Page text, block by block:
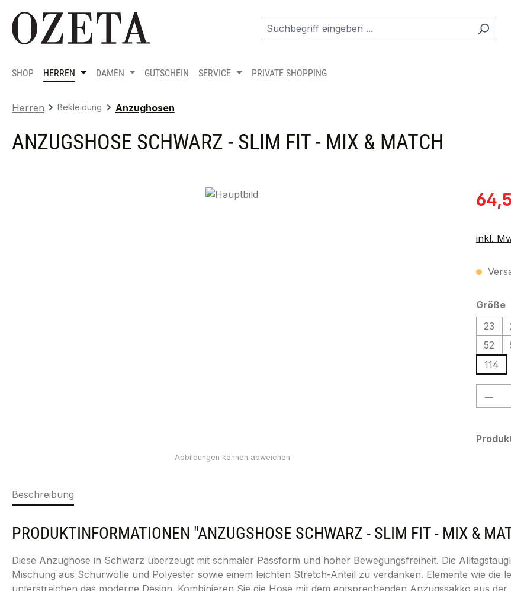
Hauptinhalt springen
Zur Suche springen
Zur Hauptnavigation springen
SHOP HERREN DAMEN GUTSCHEIN SERVICE PRIVATE SHOPPING
Herren Bekleidung Anzughosen
ANZUGSHOSE SCHWARZ - SLIM FIT - MIX & MATCH
inkl.
Größe
23
52
114
Beschreibung
PRODUKTINFORMATIONEN "ANZUGSHOSE SCHWARZ - SLIM FIT - MIX &
Diese Anzughose in Schwarz überzeugt mit schmaler Passform und hoher Bewegungsfreiheit. Die
Mischung aus Schurwolle und Polyester sowie einem leichten Stretch-Anteil zu verdanken. Elemente wie die
unterstreichen das moderne Design. Kombinieren Sie die Hose mit dem entsprechenden Anzugssakko aus